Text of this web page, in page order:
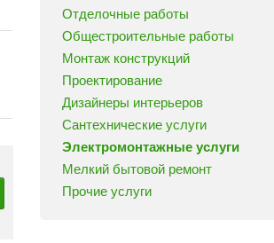
Отделочные работы
Общестроительные работы
Монтаж конструкций
Проектирование
Дизайнеры интерьеров
Сантехнические услуги
Электромонтажные услуги
Мелкий бытовой ремонт
Прочие услуги